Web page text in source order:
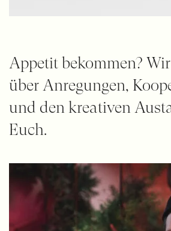
Appetit bekommen?
über Anregungen,
und den kreativen
Euch.